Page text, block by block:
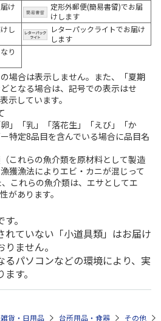
け
定形外郵便(簡易書留)でお届
けします
し
レターパックライトでお届け
します
り
場合は表示しません。また、「夏期
となる場合は、記号での表示はせ
示しています。
」「乳」「落花生」「えび」「か
特定8品目を含んでいる場合に品目名
これらの魚介類を原材料として製造
獲漁法によりエビ・カニが混じって
これらの魚介類は、エサとしてエ
があります。
。
れていない「小道具類」はお届け
ません。
るパソコンなどの環境により、実
す。
雑貨・日用品 台所用品・食器 その他